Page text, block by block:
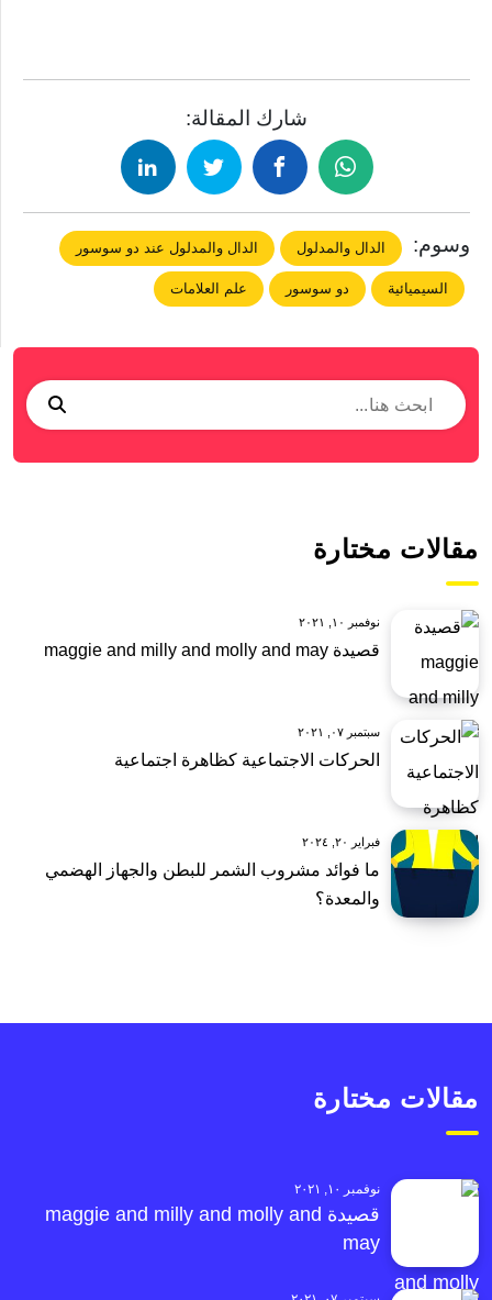
شارك المقالة:
وسوم: الدال والمدلول الدال والمدلول عند دو سوسور
السيميائية دو سوسور علم العلامات
مقالات مختارة
نوفمبر ١٠, ٢٠٢١
قصيدة maggie and milly and molly and may
سبتمبر ٠٧, ٢٠٢١
الحركات الاجتماعية كظاهرة اجتماعية
فبراير ٢٠, ٢٠٢٤
ما فوائد مشروب الشمر للبطن والجهاز الهضمي
والمعدة؟
مقالات مختارة
نوفمبر ١٠, ٢٠٢١
قصيدة maggie and milly and molly and
may